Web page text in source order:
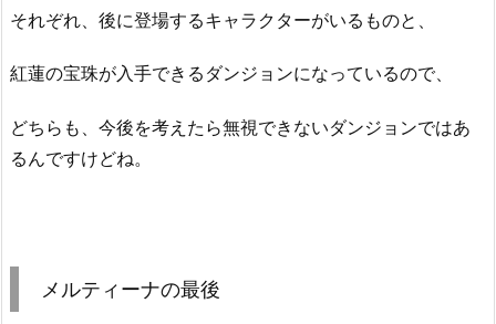
それぞれ、後に登場するキャラクターがいるものと、
紅蓮の宝珠が入手できるダンジョンになっているので、
どちらも、今後を考えたら無視できないダンジョンではあ
るんですけどね。
メルティーナの最後